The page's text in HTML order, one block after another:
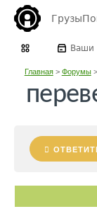
Грузы
Ваши
Главная> Форумы>